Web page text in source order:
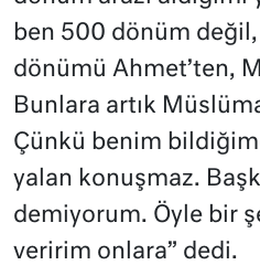
ben 500 dönüm
dönümü Ahmet’ten,
Bunlara artık
Çünkü benim
yalan konuşmaz.
demiyorum. Öyle bir
veririm onlara” dedi.